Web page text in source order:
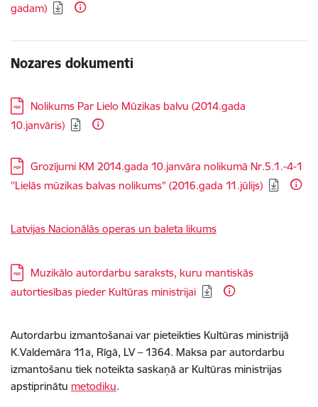
gadam)
Nozares dokumenti
Lejupielādēt:
Nolikums Par Lielo Mūzikas balvu (2014.gada
10.janvāris)
Lejupielādēt:
Grozījumi KM 2014.gada 10.janvāra nolikumā Nr.5.1.-4-1
''Lielās mūzikas balvas nolikums" (2016.gada 11.jūlijs)
Latvijas Nacionālās operas un baleta likums
Lejupielādēt:
Muzikālo autordarbu saraksts, kuru mantiskās
autortiesības pieder Kultūras ministrijai
Autordarbu izmantošanai var pieteikties Kultūras ministrijā
K.Valdemāra 11a, Rīgā, LV – 1364. Maksa par autordarbu
izmantošanu tiek noteikta saskaņā ar Kultūras ministrijas
apstiprinātu metodiku.